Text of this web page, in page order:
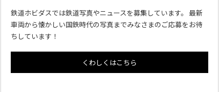
鉄道ホビダスでは鉄道写真やニュースを募集しています。 最新
車両から懐かしい国鉄時代の写真までみなさまのご応募をお待
ちしています！
くわしくはこちら